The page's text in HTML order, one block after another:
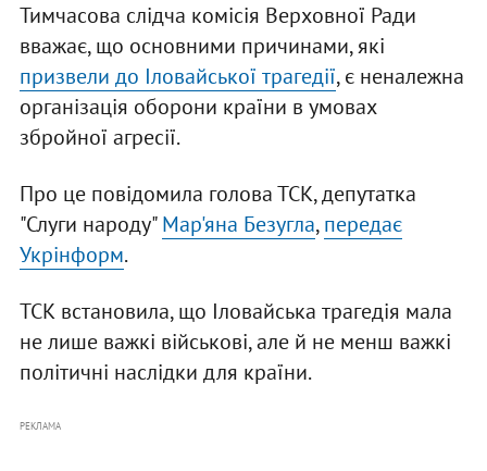
Тимчасова слідча комісія Верховної Ради
вважає, що основними причинами, які
призвели до Іловайської трагедії, є неналежна
організація оборони країни в умовах
збройної агресії.
Про це повідомила голова ТСК, депутатка
"Слуги народу"Мар'яна Безугла,передає
Укрінформ.
ТСК встановила, що Іловайська трагедія мала
не лише важкі військові, але й не менш важкі
політичні наслідки для країни.
РЕКЛАМА